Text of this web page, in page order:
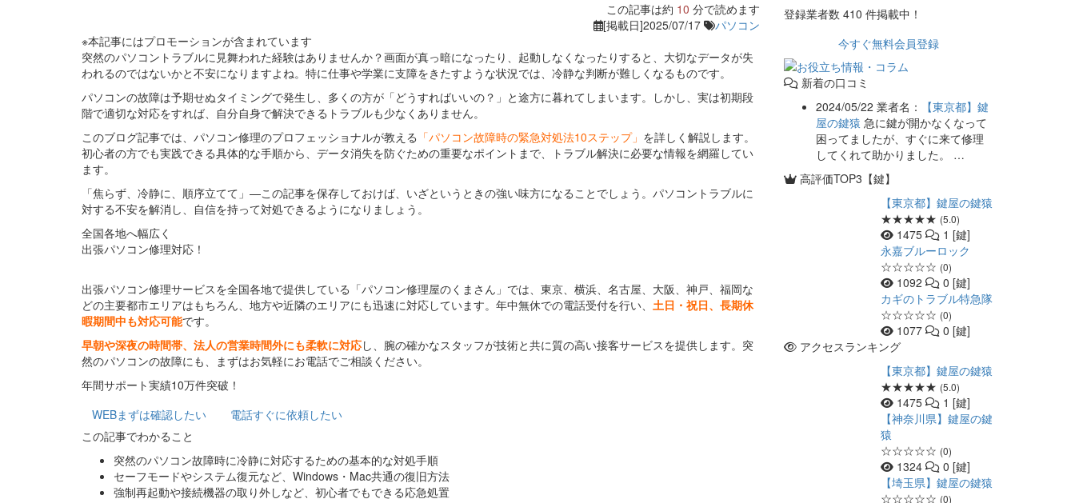
この記事は約 10 分で読めます
[掲載日]2025/07/17
パソコン
※本記事にはプロモーションが含まれています
突然のパソコントラブルに見舞われた経験はありませんか？画面が真っ暗になったり、起動しなくなったりすると、大切なデータが失
われるのではないかと不安になりますよね。特に仕事や学業に支障をきたすような状況では、冷静な判断が難しくなるものです。
パソコンの故障は予期せぬタイミングで発生し、多くの方が「どうすればいいの？」と途方に暮れてしまいます。しかし、実は初期段
階で適切な対応をすれば、自分自身で解決できるトラブルも少なくありません。
このブログ記事では、パソコン修理のプロフェッショナルが教える 「パソコン故障時の緊急対処法10ステップ」 を詳しく解説します。
初心者の方でも実践できる具体的な手順から、データ消失を防ぐための重要なポイントまで、トラブル解決に必要な情報を網羅してい
ます。
「焦らず、冷静に、順序立てて」—この記事を保存しておけば、いざというときの強い味方になることでしょう。パソコントラブルに
対する不安を解消し、自信を持って対処できるようになりましょう。
全国各地へ幅広く
出張パソコン修理対応！
出張パソコン修理サービスを全国各地で提供している「パソコン修理屋のくまさん」では、東京、横浜、名古屋、大阪、神戸、福岡な
どの主要都市エリアはもちろん、地方や近隣のエリアにも迅速に対応しています。年中無休での電話受付を行い、 土日・祝日、長期休
暇期間中も対応可能です。
早朝や深夜の時間帯、法人の営業時間外にも柔軟に対応し、腕の確かなスタッフが技術と共に質の高い接客サービスを提供します。突
然のパソコンの故障にも、まずはお気軽にお電話でご相談ください。
年間サポート実績10万件突破！
WEBまずは確認したい 電話すぐに依頼したい
この記事でわかること
突然のパソコン故障時に冷静に対応するための基本的な対処手順
セーフモードやシステム復元など、Windows・Mac共通の復旧方法
強制再起動や接続機器の取り外しなど、初心者でもできる応急処置
登録業者数 410 件掲載中！
今すぐ無料会員登録
新着の口コミ
2024/05/22 業者名：
【東京都】鍵
屋の鍵猿 急に鍵が開かなくなって
困ってましたが、すぐに来て修理
してくれて助かりました。 …
高評価TOP3【鍵】
【東京都】鍵屋の鍵猿
★★★★★ (5.0)
1475
1 [鍵]
永嘉ブルーロック
☆☆☆☆☆ (0)
1092
0 [鍵]
カギのトラブル特急隊
☆☆☆☆☆ (0)
1077
0 [鍵]
アクセスランキング
【東京都】鍵屋の鍵猿
★★★★★ (5.0)
1475
1 [鍵]
【神奈川県】鍵屋の鍵
猿
☆☆☆☆☆ (0)
1324
0 [鍵]
【埼玉県】鍵屋の鍵猿
☆☆☆☆☆ (0)